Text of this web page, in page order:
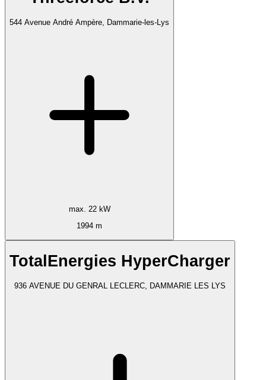
544 Avenue André Ampère, Dammarie-les-Lys
max. 22 kW
1994 m
TotalEnergies HyperCharger
936 AVENUE DU GENRAL LECLERC, DAMMARIE LES LYS